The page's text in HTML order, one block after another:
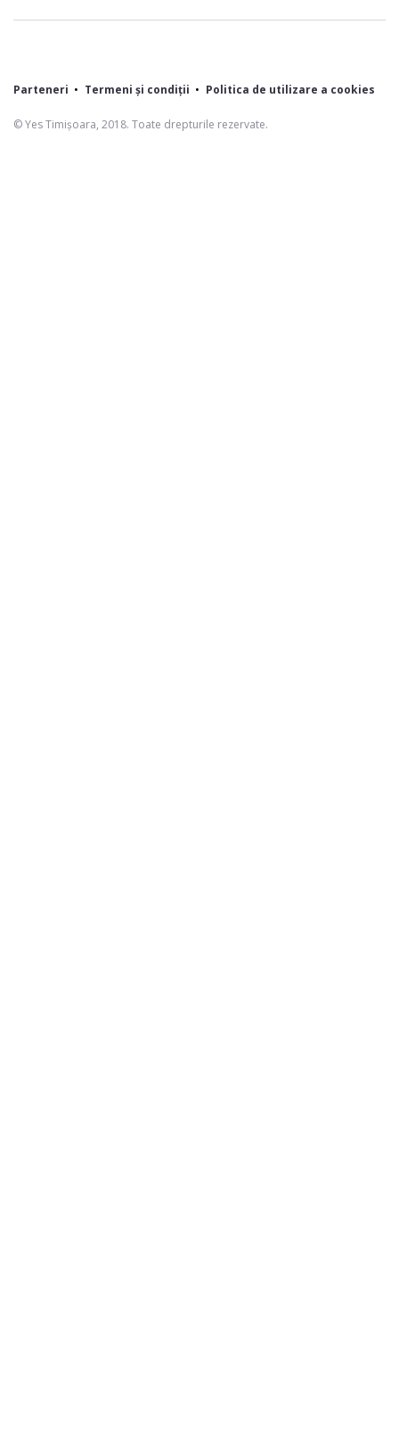
Parteneri Termeni și condiții Politica de utilizare a cookies
© Yes Timișoara, 2018. Toate drepturile rezervate.